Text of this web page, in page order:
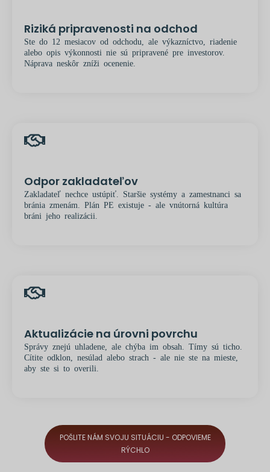
Riziká pripravenosti na odchod
Ste do 12 mesiacov od odchodu, ale výkazníctvo, riadenie
alebo opis výkonnosti nie sú pripravené pre investorov.
Náprava neskôr zníži ocenenie.
Odpor zakladateľov
Zakladateľ nechce ustúpiť. Staršie systémy a zamestnanci sa
bránia zmenám. Plán PE existuje - ale vnútorná kultúra
bráni jeho realizácii.
Aktualizácie na úrovni povrchu
Správy znejú uhladene, ale chýba im obsah. Tímy sú ticho.
Cítite odklon, nesúlad alebo strach - ale nie ste na mieste,
aby ste si to overili.
POŠLITE NÁM SVOJU SITUÁCIU - ODPOVIEME
RÝCHLO